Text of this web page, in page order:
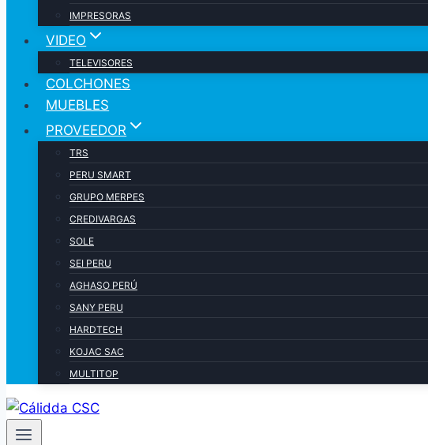
IMPRESORAS
VIDEO
TELEVISORES
COLCHONES
MUEBLES
PROVEEDOR
TRS
PERU SMART
GRUPO MERPES
CREDIVARGAS
SOLE
SEI PERU
AGHASO PERÚ
SANY PERU
HARDTECH
KOJAC SAC
MULTITOP